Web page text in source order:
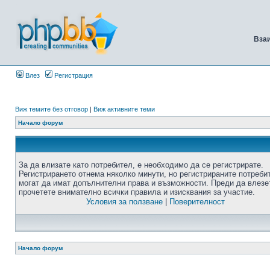
Влез Регистрация
Виж темите без отговор | Виж активните теми
Начало форум
За да влизате като потребител, е необходимо да се регистрирате.
Регистрирането отнема няколко минути, но регистрираните
могат да имат допълнителни права и възможности. Преди да
прочетете внимателно всички правила и изисквания за участие.
Условия за ползване| Поверителност
Начало форум